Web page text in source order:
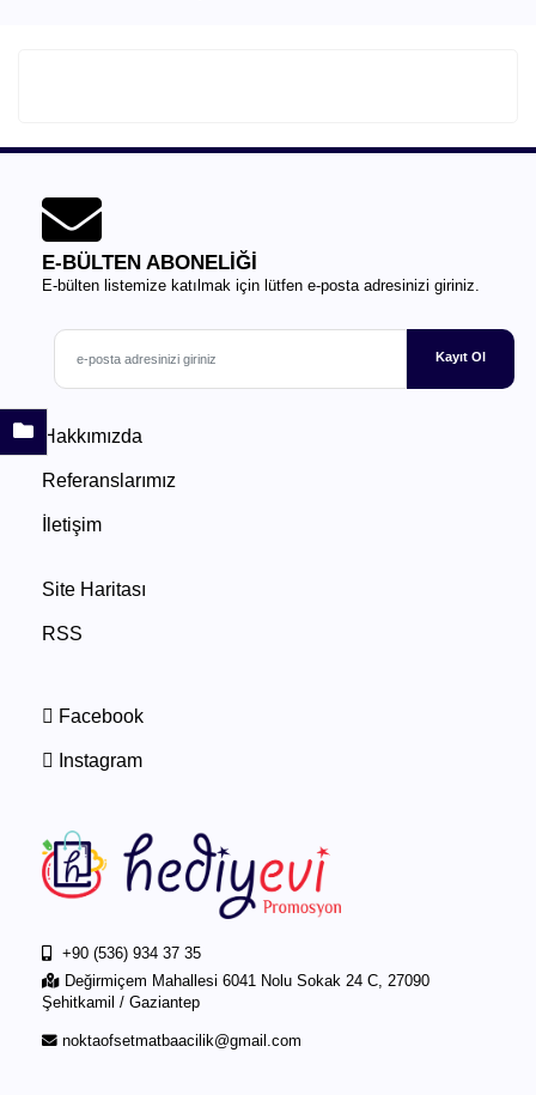
E-BÜLTEN ABONELİĞİ
E-bülten listemize katılmak için lütfen e-posta adresinizi giriniz.
Kayıt Ol
Hakkımızda
Referanslarımız
İletişim
Site Haritası
RSS
Facebook
Instagram
+90 (536) 934 37 35
Değirmiçem Mahallesi 6041 Nolu Sokak 24 C, 27090
Şehitkamil / Gaziantep
noktaofsetmatbaacilik@gmail.com